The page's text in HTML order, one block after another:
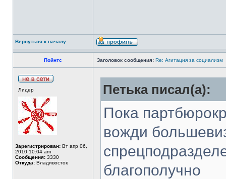
Вернуться к началу
Пойнтс Заголовок сообщения: Re: Агитация за социализм
Лидер
Зарегистрирован: Вт апр 06,
2010 10:04 am
Сообщения: 3330
Откуда: Владивосток
Петька писал(а):
Пока
вожди
благополучно